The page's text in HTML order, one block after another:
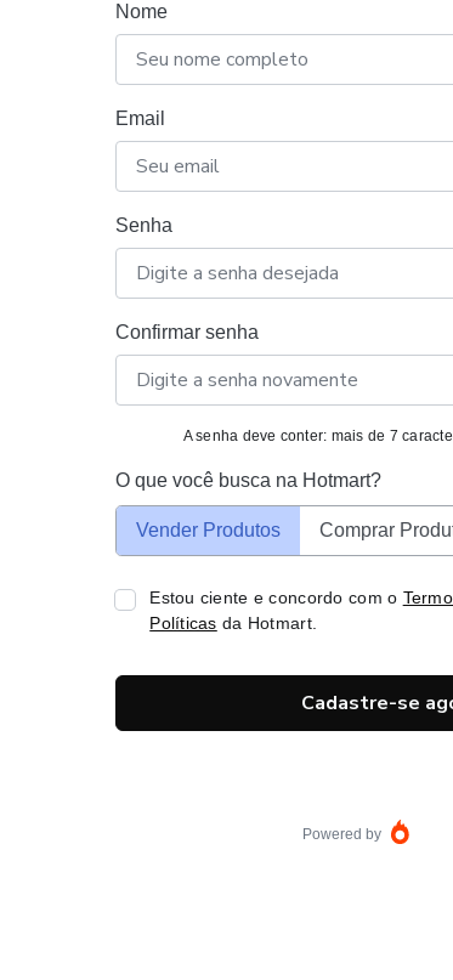
Nome
Email
Senha
Confirmar senha
A senha deve conter: mais de 7
O que você busca na Hotmart?
Vender Produtos Comprar
Estou ciente e concordo com o
Políticas da Hotmart.
Cadastre-se
Powered by